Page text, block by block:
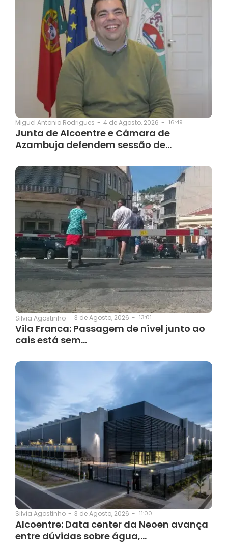
Miguel Antonio Rodrigues - 4 de Agosto, 2026 - 16:49
Junta de Alcoentre e Câmara de
Azambuja defendem sessão de…
Silvia Agostinho - 3 de Agosto, 2026 - 13:01
Vila Franca: Passagem de nível junto ao
cais está sem…
Silvia Agostinho - 3 de Agosto, 2026 - 11:00
Alcoentre: Data center da Neoen avança
entre dúvidas sobre água,…